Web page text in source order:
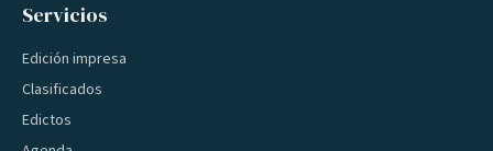
Servicios
Edición impresa
Clasificados
Edictos